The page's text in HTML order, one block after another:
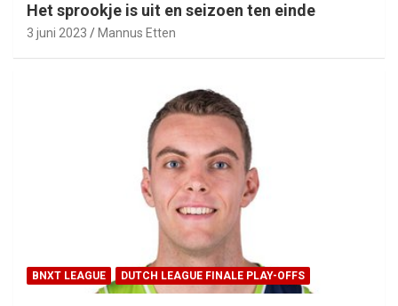
Het sprookje is uit en seizoen ten einde
3 juni 2023 Mannus Etten
BNXT LEAGUE DUTCH LEAGUE FINALE PLAY-OFFS